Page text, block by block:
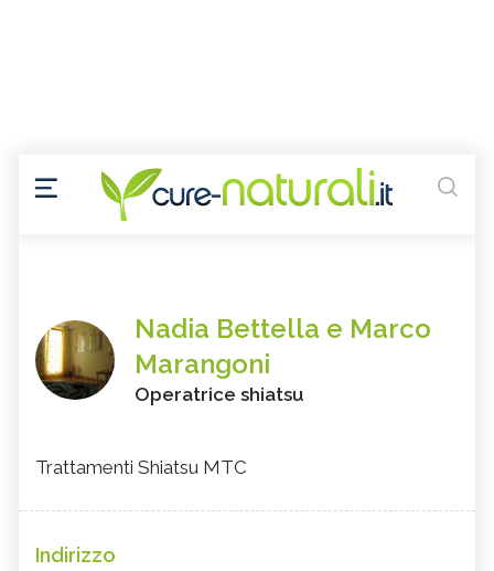
Nadia Bettella e Marco
Marangoni
Operatrice shiatsu
Trattamenti Shiatsu MTC
Indirizzo